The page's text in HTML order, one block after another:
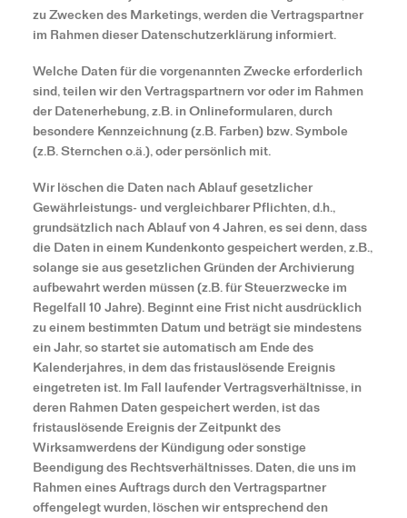
zu Zwecken des Marketings, werden die Vertragspartner
im Rahmen dieser Datenschutzerklärung informiert.
Welche Daten für die vorgenannten Zwecke erforderlich
sind, teilen wir den Vertragspartnern vor oder im Rahmen
der Datenerhebung, z.B. in Onlineformularen, durch
besondere Kennzeichnung (z.B. Farben) bzw. Symbole
(z.B. Sternchen o.ä.), oder persönlich mit.
Wir löschen die Daten nach Ablauf gesetzlicher
Gewährleistungs- und vergleichbarer Pflichten, d.h.,
grundsätzlich nach Ablauf von 4 Jahren, es sei denn, dass
die Daten in einem Kundenkonto gespeichert werden, z.B.,
solange sie aus gesetzlichen Gründen der Archivierung
aufbewahrt werden müssen (z.B. für Steuerzwecke im
Regelfall 10 Jahre). Beginnt eine Frist nicht ausdrücklich
zu einem bestimmten Datum und beträgt sie mindestens
ein Jahr, so startet sie automatisch am Ende des
Kalenderjahres, in dem das fristauslösende Ereignis
eingetreten ist. Im Fall laufender Vertragsverhältnisse, in
deren Rahmen Daten gespeichert werden, ist das
fristauslösende Ereignis der Zeitpunkt des
Wirksamwerdens der Kündigung oder sonstige
Beendigung des Rechtsverhältnisses. Daten, die uns im
Rahmen eines Auftrags durch den Vertragspartner
offengelegt wurden, löschen wir entsprechend den